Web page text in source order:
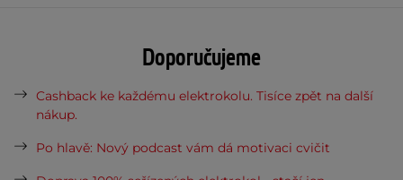
Doporučujeme
Cashback ke každému elektrokolu. Tisíce zpět na další
nákup.
Po hlavě: Nový podcast vám dá motivaci cvičit